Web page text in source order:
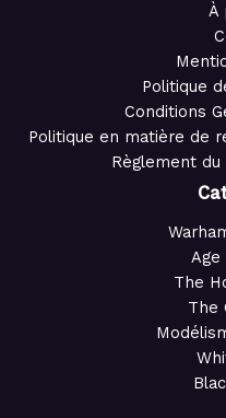
À
Politique
Conditions
Politique en matière de
Règlement
Age
The
The